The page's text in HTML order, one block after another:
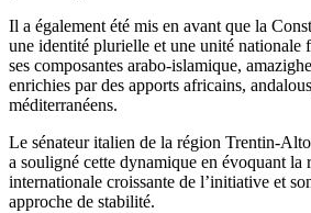
Il a également été mis en avant que la
une identité plurielle et une unité nationale
ses composantes arabo-islamique,
enrichies par des apports africains,
méditerranéens.
Le sénateur italien de la région Trentin-
a souligné cette dynamique en évoquant la
internationale croissante de l’initiative et
approche de stabilité.